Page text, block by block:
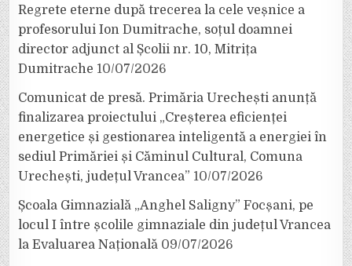
Regrete eterne după trecerea la cele veșnice a
profesorului Ion Dumitrache, soțul doamnei
director adjunct al Școlii nr. 10, Mitrița
Dumitrache 10/07/2026
Comunicat de presă. Primăria Urechești anunță
finalizarea proiectului „Creșterea eficienței
energetice și gestionarea inteligentă a energiei în
sediul Primăriei și Căminul Cultural, Comuna
Urechești, județul Vrancea” 10/07/2026
Școala Gimnazială „Anghel Saligny” Focșani, pe
locul I între școlile gimnaziale din județul Vrancea
la Evaluarea Națională 09/07/2026